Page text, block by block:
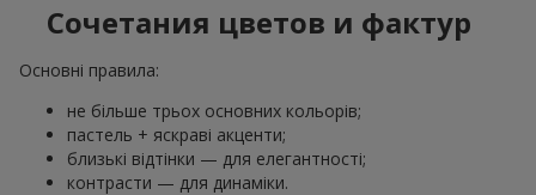
Сочетания цветов и фактур
Основні правила:
не більше трьох основних кольорів;
пастель + яскраві акценти;
близькі відтінки — для елегантності;
контрасти — для динаміки.